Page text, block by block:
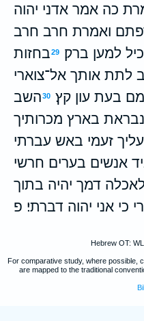
כה אמר אדני יהוה
ואמרת חרב חרב
למען ברק׃
29בחזות
לתת אותך אל־צוארי
בעת עון קץ׃ 30השב
בארץ מכרותיך
זעמי באש עברתי
אנשים בערים חרשי
דמך יהיה בתוך
כי אני יהוה דברתי׃ פ
Hebrew OT:
For comparative study, where possible,
are mapped to the traditional